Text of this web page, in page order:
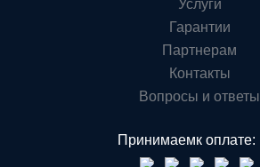
Услуги
Гарантии
Партнерам
Контакты
Вопросы и ответы
Принимаемк оплате: